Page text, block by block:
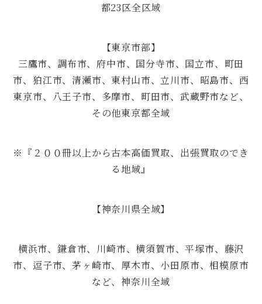
都23区全区域
【東京市部】
三鷹市、調布市、府中市、国分寺市、国立市、町田
市、狛江市、清瀬市、東村山市、立川市、昭島市、西
東京市、八王子市、多摩市、町田市、武蔵野市など、
その他東京都全域
※『２００冊以上から古本高価買取、出張買取のでき
る地域』
【神奈川県全域】
横浜市、鎌倉市、川崎市、横須賀市、平塚市、藤沢
市、逗子市、茅ヶ崎市、厚木市、小田原市、相模原市
など、神奈川全域